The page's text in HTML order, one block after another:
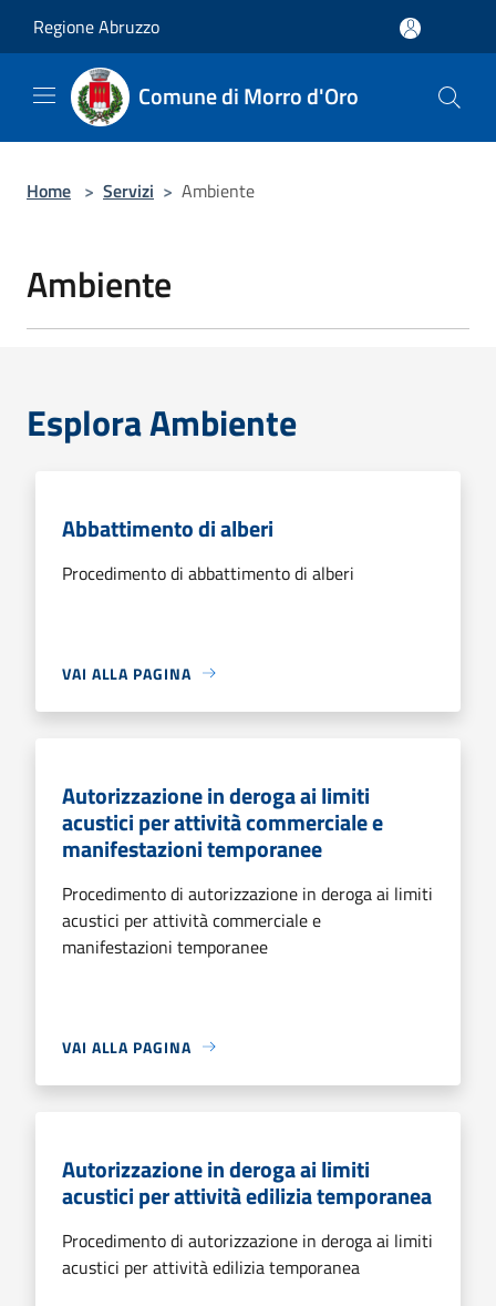
Regione Abruzzo
Comune di Morro d'Oro
Home > Servizi > Ambiente
Ambiente
Esplora Ambiente
Abbattimento di alberi
Procedimento di abbattimento di alberi
VAI ALLA PAGINA
Autorizzazione in deroga ai limiti
acustici per attività commerciale e
manifestazioni temporanee
Procedimento di autorizzazione in deroga ai limiti
acustici per attività commerciale e
manifestazioni temporanee
VAI ALLA PAGINA
Autorizzazione in deroga ai limiti
acustici per attività edilizia temporanea
Procedimento di autorizzazione in deroga ai limiti
acustici per attività edilizia temporanea